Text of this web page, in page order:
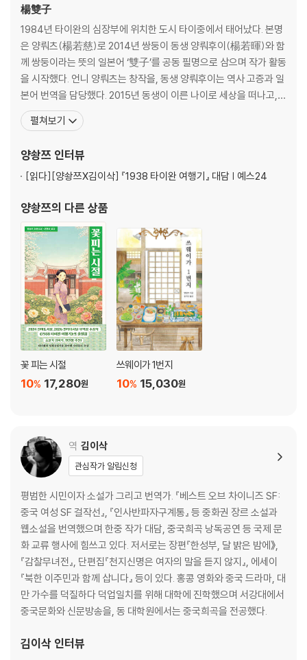
[2020년 신역판 역자 후기] 우리 둘의 고하쿠, 양솽쯔
[한국어판 역자 후기] 번역과 중역 사이에서 드러나는 것, 김이삭
[1938 타이완 종관철도]
楊雙子
1984년 타이완의 심장부에 위치한 도시 타이중에서 태어났다. 본명
은 양뤄츠(楊若慈)로 2014년 쌍둥이 동생 양뤄후이(楊若暉)와 함
께 쌍둥이라는 뜻의 일본어 ‘雙子’를 공동 필명으로 삼으며 작가 활동
을 시작했다. 언니 양뤄츠는 창작을, 동생 양뤄후이는 역사 고증과 일
본어 번역을 담당했다. 2015년 동생이 이른 나이로 세상을 떠나고,
홀로 ‘양솽쯔’라는 필명으로 작품 활동을 계속하고 있다. 2020년 일
제강점기를 배경으로 일본인과 타이완인 두 여성의 복잡미묘한 우정
을 받았다. 이 소설은 2021년 타이완
펼쳐보기
양솽쯔 인터뷰
[읽다][양솽쯔X김이삭] 『1938 타이완 여행기』 대담 | 예스24
양솽쯔의 다른 상품
꽃 피는 시절
17,280원
10%
쓰웨이가 1번지
15,030원
10%
역 김이삭
관심작가 알림신청
평범한 시민이자 소설가 그리고 번역가. 『베스트 오브 차이니즈 SF:
중국 여성 SF 걸작선』, 『인사반파자구계통』 등 중화권 장르 소설과
웹소설을 번역했으며 한중 작가 대담, 중국희곡 낭독공연 등 국제 문
화 교류 행사에 힘쓰고 있다. 저서로는 장편『한성부, 달 밝은 밤에》,
『감찰무녀전』, 단편집『천지신명은 여자의 말을 듣지 않지』, 에세이
『북한 이주민과 함께 삽니다』 등이 있다. 홍콩 영화와 중국 드라마, 대
만 가수를 덕질하다 덕업일치를 위해 대학에 진학했으며 서강대에서
중국문화와 신문방송을, 동 대학원에서는 중국희곡을 전공했다.
김이삭 인터뷰